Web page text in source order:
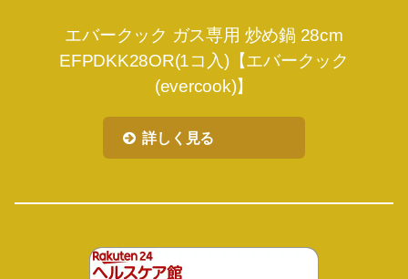
エバークック ガス専用 炒め鍋 28cm
EFPDKK28OR(1コ入)【エバークック
(evercook)】
詳しく見る